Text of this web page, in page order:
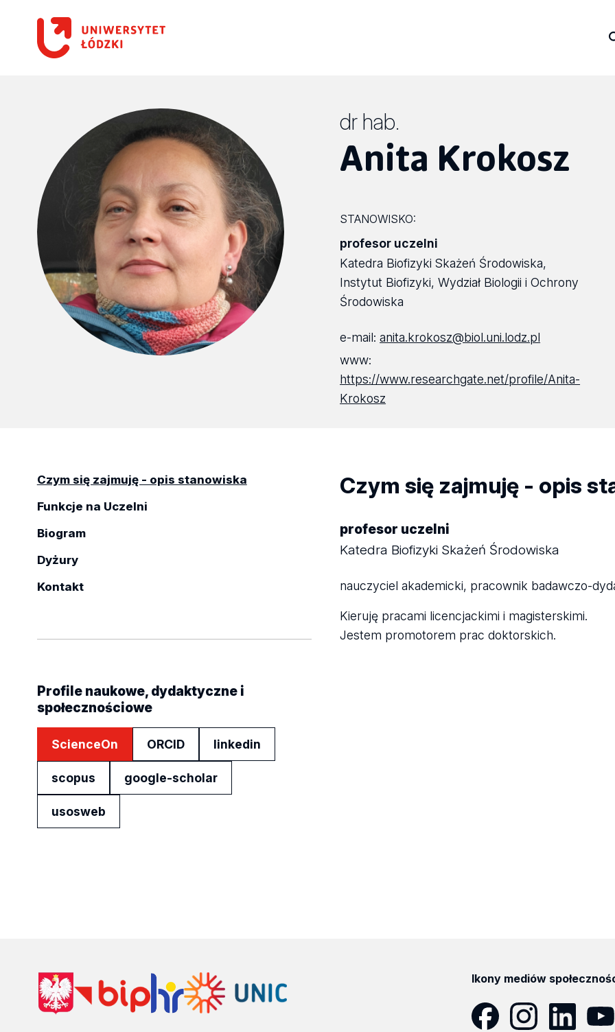
dr hab.
Anita Krokosz
STANOWISKO:
profesor uczelni
Katedra Biofizyki Skażeń Środowiska,
Instytut Biofizyki, Wydział Biologii i Ochrony
Środowiska
e-mail:anita.krokosz@biol.uni.lodz.pl
www:
https://www.researchgate.net/profile/Anita-
Krokosz
Czym się zajmuję - opis stanowiska
Funkcje na Uczelni
Biogram
Dyżury
Kontakt
Profile naukowe, dydaktyczne i
społecznościowe
ScienceOn ORCID linkedin
scopus google-scholar
usosweb
Czym się zajmuję - opis
profesor uczelni
Katedra Biofizyki Skażeń Środowiska
nauczyciel akademicki, pracownik badawczo-
Kieruję pracami licencjackimi i magisterskimi.
Jestem promotorem prac doktorskich.
Ikony mediów